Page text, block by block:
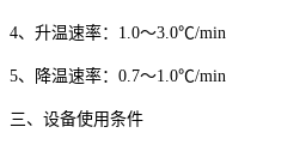
4、升温速率：1.0～3.0℃/min
5、降温速率：0.7～1.0℃/min
三、设备使用条件